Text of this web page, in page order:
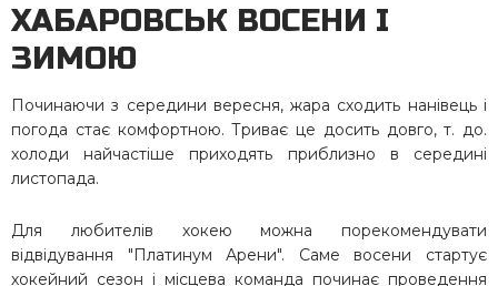
ХАБАРОВСЬК ВОСЕНИ І
ЗИМОЮ
Починаючи з середини вересня, жара сходить нанівець і
погода стає комфортною. Триває це досить довго, т. до.
холоди найчастіше приходять приблизно в середині
листопада.
Для любителів хокею можна порекомендувати
відвідування "Платинум Арени". Саме восени стартує
хокейний сезон і місцева команда починає проведення